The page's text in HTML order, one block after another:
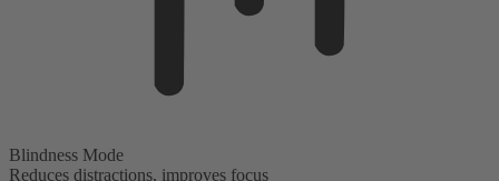
Blindness Mode
Reduces distractions, improves focus